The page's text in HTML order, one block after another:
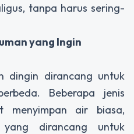
tanpa harus sering-
yang Ingin
dingin dirancang untuk
Beberapa jenis
menyimpan air biasa,
dirancang untuk